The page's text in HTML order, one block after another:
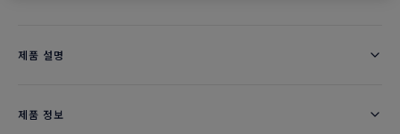
제품 설명
제품 정보